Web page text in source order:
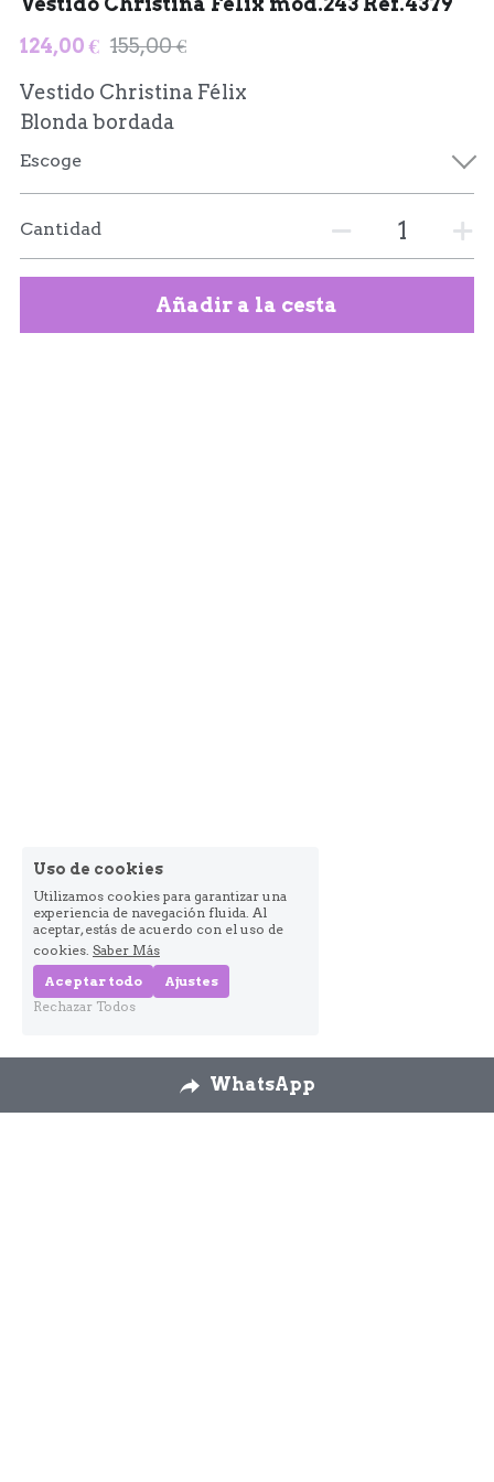
124,00 € 155,00 €
Vestido Christina Félix
Blonda bordada
Escoge
Cantidad
Añadir a la cesta
WhatsApp
Uso de cookies
Utilizamos cookies para garantizar una
experiencia de navegación fluida. Al
aceptar, estás de acuerdo con el uso de
cookies. Saber Más
Aceptar todo
Ajustes
Rechazar Todos